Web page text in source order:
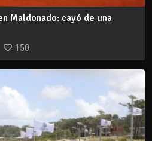
Maldonado: cayó de una
150